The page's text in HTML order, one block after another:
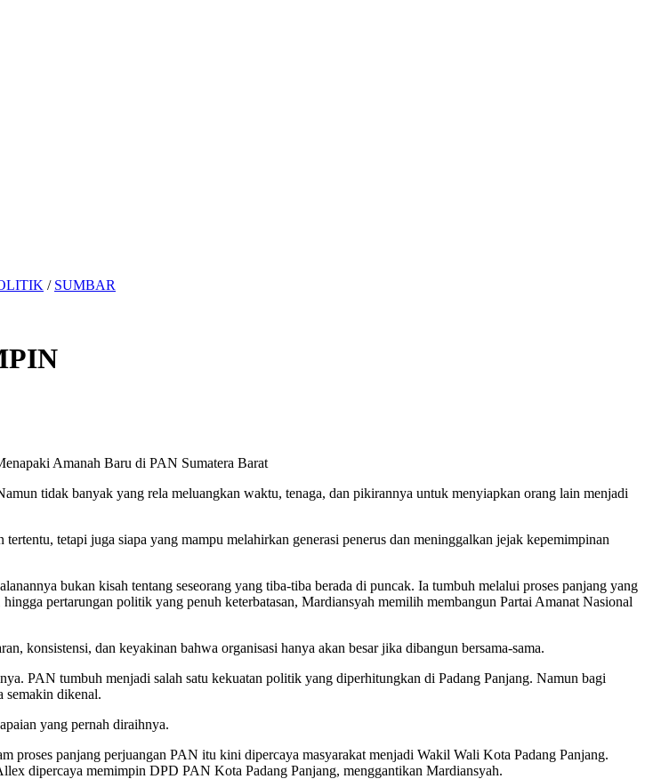
/ SUMBAR
Amanah Baru di PAN Sumatera Barat
tidak banyak yang rela meluangkan waktu, tenaga, dan pikirannya untuk menyiapkan orang lain menjadi
tetapi juga siapa yang mampu melahirkan generasi penerus dan meninggalkan jejak kepemimpinan
bukan kisah tentang seseorang yang tiba-tiba berada di puncak. Ia tumbuh melalui proses panjang yang
pertarungan politik yang penuh keterbatasan, Mardiansyah memilih membangun Partai Amanat Nasional
konsistensi, dan keyakinan bahwa organisasi hanya akan besar jika dibangun bersama-sama.
PAN tumbuh menjadi salah satu kekuatan politik yang diperhitungkan di Padang Panjang. Namun bagi
semakin dikenal.
yang pernah diraihnya.
proses panjang perjuangan PAN itu kini dipercaya masyarakat menjadi Wakil Wali Kota Padang Panjang.
dipercaya memimpin DPD PAN Kota Padang Panjang, menggantikan Mardiansyah.